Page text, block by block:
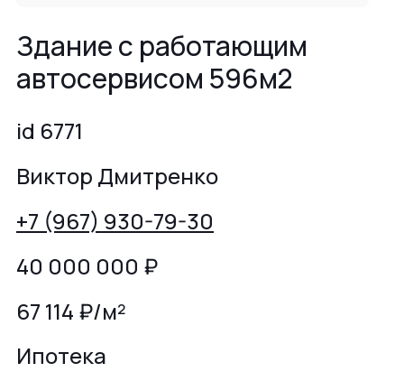
Здание с работающим
автосервисом 596м2
id 6771
Виктор Дмитренко
+7 (967) 930-79-30
40 000 000 ₽
67 114 ₽/м²
Ипотека